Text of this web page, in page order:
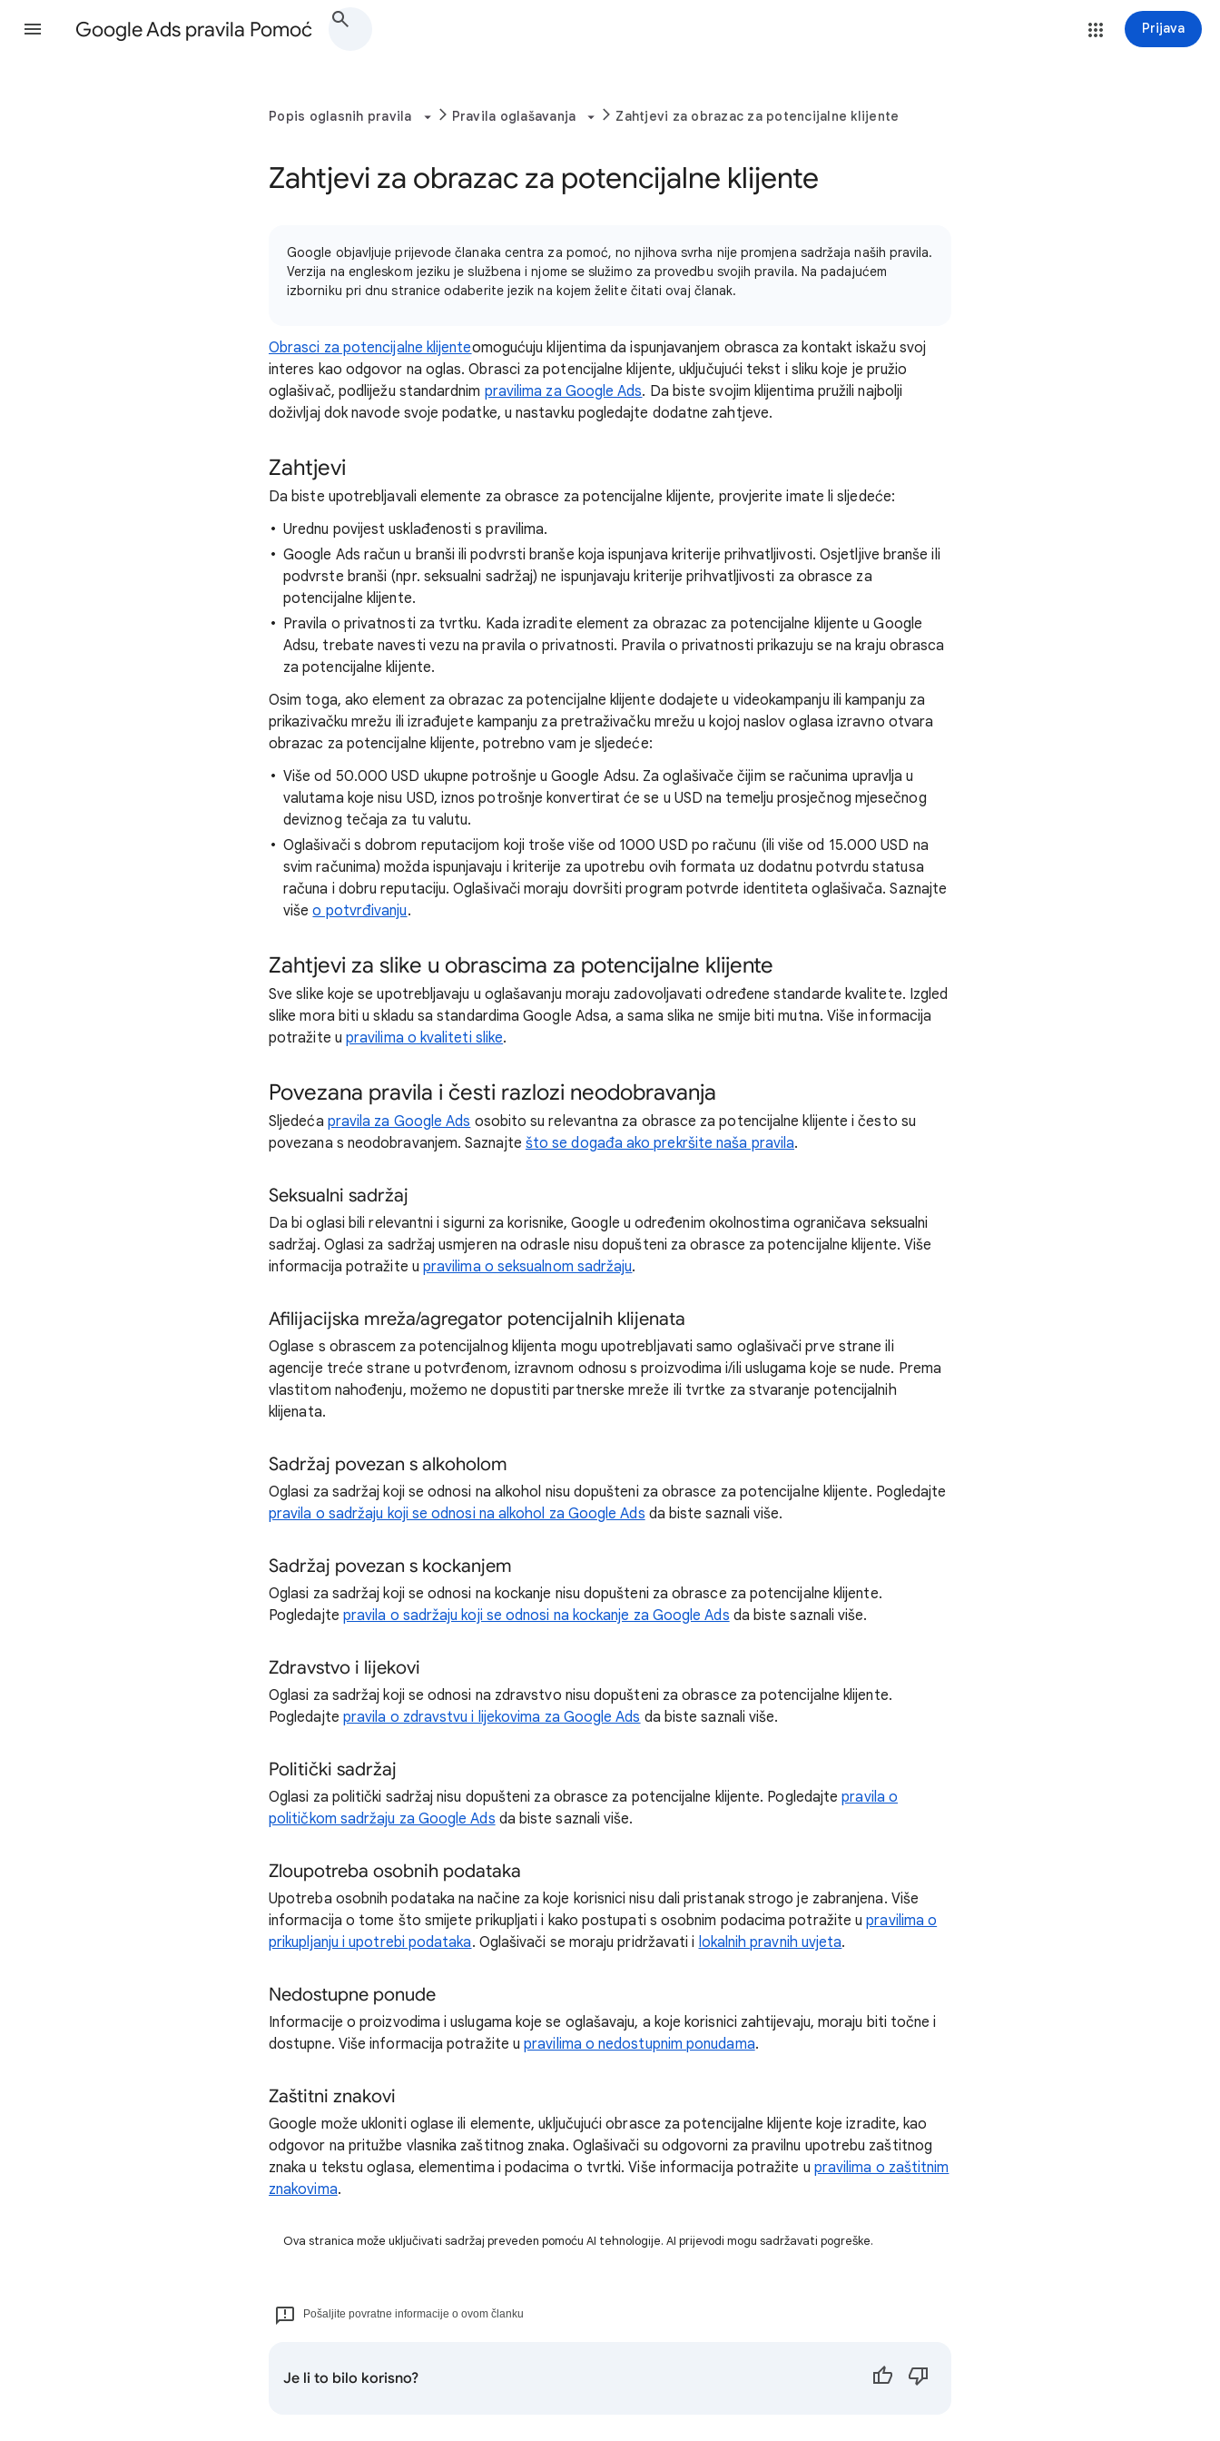
Google Ads pravila Pomoć Prijava
Popis oglasnih pravila Pravila oglašavanja Zahtjevi za obrazac za potencijalne klijente
Zahtjevi za obrazac za potencijalne klijente
Google objavljuje prijevode članaka centra za pomoć, no njihova svrha nije promjena sadržaja naših pravila.
Verzija na engleskom jeziku je službena i njome se služimo za provedbu svojih pravila. Na padajućem
izborniku pri dnu stranice odaberite jezik na kojem želite čitati ovaj članak.
Obrasci za potencijalne klijenteomogućuju klijentima da ispunjavanjem obrasca za kontakt iskažu svoj
interes kao odgovor na oglas. Obrasci za potencijalne klijente, uključujući tekst i sliku koje je pružio
oglašivač, podliježu standardnim pravilima za Google Ads. Da biste svojim klijentima pružili najbolji
doživljaj dok navode svoje podatke, u nastavku pogledajte dodatne zahtjeve.
Zahtjevi
Da biste upotrebljavali elemente za obrasce za potencijalne klijente, provjerite imate li sljedeće:
Urednu povijest usklađenosti s pravilima.
Google Ads račun u branši ili podvrsti branše koja ispunjava kriterije prihvatljivosti. Osjetljive branše ili
podvrste branši (npr. seksualni sadržaj) ne ispunjavaju kriterije prihvatljivosti za obrasce za
potencijalne klijente.
Pravila o privatnosti za tvrtku. Kada izradite element za obrazac za potencijalne klijente u Google
Adsu, trebate navesti vezu na pravila o privatnosti. Pravila o privatnosti prikazuju se na kraju obrasca
za potencijalne klijente.
Osim toga, ako element za obrazac za potencijalne klijente dodajete u videokampanju ili kampanju za
prikazivačku mrežu ili izrađujete kampanju za pretraživačku mrežu u kojoj naslov oglasa izravno otvara
obrazac za potencijalne klijente, potrebno vam je sljedeće:
Više od 50.000 USD ukupne potrošnje u Google Adsu. Za oglašivače čijim se računima upravlja u
valutama koje nisu USD, iznos potrošnje konvertirat će se u USD na temelju prosječnog mjesečnog
deviznog tečaja za tu valutu.
Oglašivači s dobrom reputacijom koji troše više od 1000 USD po računu (ili više od 15.000 USD na
svim računima) možda ispunjavaju i kriterije za upotrebu ovih formata uz dodatnu potvrdu statusa
računa i dobru reputaciju. Oglašivači moraju dovršiti program potvrde identiteta oglašivača. Saznajte
višeo potvrđivanju.
Zahtjevi za slike u obrascima za potencijalne klijente
Sve slike koje se upotrebljavaju u oglašavanju moraju zadovoljavati određene standarde kvalitete. Izgled
slike mora biti u skladu sa standardima Google Adsa, a sama slika ne smije biti mutna. Više informacija
potražite u pravilima o kvaliteti slike.
Povezana pravila i česti razlozi neodobravanja
Sljedeća pravila za Google Ads osobito su relevantna za obrasce za potencijalne klijente i često su
povezana s neodobravanjem. Saznajte što se događa ako prekršite naša pravila.
Seksualni sadržaj
Da bi oglasi bili relevantni i sigurni za korisnike, Google u određenim okolnostima ograničava seksualni
sadržaj. Oglasi za sadržaj usmjeren na odrasle nisu dopušteni za obrasce za potencijalne klijente. Više
informacija potražite u pravilima o seksualnom sadržaju.
Afilijacijska mreža/agregator potencijalnih klijenata
Oglase s obrascem za potencijalnog klijenta mogu upotrebljavati samo oglašivači prve strane ili
agencije treće strane u potvrđenom, izravnom odnosu s proizvodima i/ili uslugama koje se nude. Prema
vlastitom nahođenju, možemo ne dopustiti partnerske mreže ili tvrtke za stvaranje potencijalnih
klijenata.
Sadržaj povezan s alkoholom
Oglasi za sadržaj koji se odnosi na alkohol nisu dopušteni za obrasce za potencijalne klijente. Pogledajte
pravila o sadržaju koji se odnosi na alkohol za Google Ads da biste saznali više.
Sadržaj povezan s kockanjem
Oglasi za sadržaj koji se odnosi na kockanje nisu dopušteni za obrasce za potencijalne klijente.
Pogledajte pravila o sadržaju koji se odnosi na kockanje za Google Ads da biste saznali više.
Zdravstvo i lijekovi
Oglasi za sadržaj koji se odnosi na zdravstvo nisu dopušteni za obrasce za potencijalne klijente.
Pogledajte pravila o zdravstvu i lijekovima za Google Ads da biste saznali više.
Politički sadržaj
Oglasi za politički sadržaj nisu dopušteni za obrasce za potencijalne klijente. Pogledajtepravila o
političkom sadržaju za Google Ads da biste saznali više.
Zloupotreba osobnih podataka
Upotreba osobnih podataka na načine za koje korisnici nisu dali pristanak strogo je zabranjena. Više
informacija o tome što smijete prikupljati i kako postupati s osobnim podacima potražite upravilima o
prikupljanju i upotrebi podataka. Oglašivači se moraju pridržavati i lokalnih pravnih uvjeta.
Nedostupne ponude
Informacije o proizvodima i uslugama koje se oglašavaju, a koje korisnici zahtijevaju, moraju biti točne i
dostupne. Više informacija potražite upravilima o nedostupnim ponudama.
Zaštitni znakovi
Google može ukloniti oglase ili elemente, uključujući obrasce za potencijalne klijente koje izradite, kao
odgovor na pritužbe vlasnika zaštitnog znaka. Oglašivači su odgovorni za pravilnu upotrebu zaštitnog
znaka u tekstu oglasa, elementima i podacima o tvrtki. Više informacija potražite u pravilima o zaštitnim
znakovima.
Ova stranica može uključivati sadržaj preveden pomoću AI tehnologije. AI prijevodi mogu sadržavati pogreške.
Pošaljite povratne informacije o ovom članku
Je li to bilo korisno?